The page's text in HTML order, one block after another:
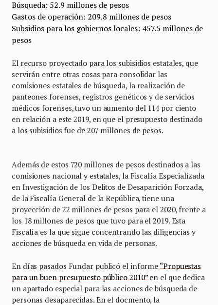
Búsqueda: 52.9 millones de pesos
Gastos de operación: 209.8 millones de pesos
Subsidios para los gobiernos locales: 457.5 millones de
pesos
El recurso proyectado para los subisidios estatales, que
servirán entre otras cosas para consolidar las
comisiones estatales de búsqueda, la realización de
panteones forenses, registros genéticos y de servicios
médicos forenses, tuvo un aumento del 114 por ciento
en relación a este 2019, en que el presupuesto destinado
a los subisidios fue de 207 millones de pesos.
Además de estos 720 millones de pesos destinados a las
comisiones nacional y estatales, la Fiscalía Especializada
en Investigación de los Delitos de Desaparición Forzada,
de la Fiscalía General de la República, tiene una
proyección de 22 millones de pesos para el 2020, frente a
los 18 millones de pesos que tuvo para el 2019. Esta
Fiscalía es la que sigue concentrando las diligencias y
acciones de búsqueda en vida de personas.
En días pasados Fundar publicó el informe“Propuestas
para un buen presupuesto público 2010”en el que dedica
un apartado especial para las acciones de búsqueda de
personas desaparecidas. En el docmento, la